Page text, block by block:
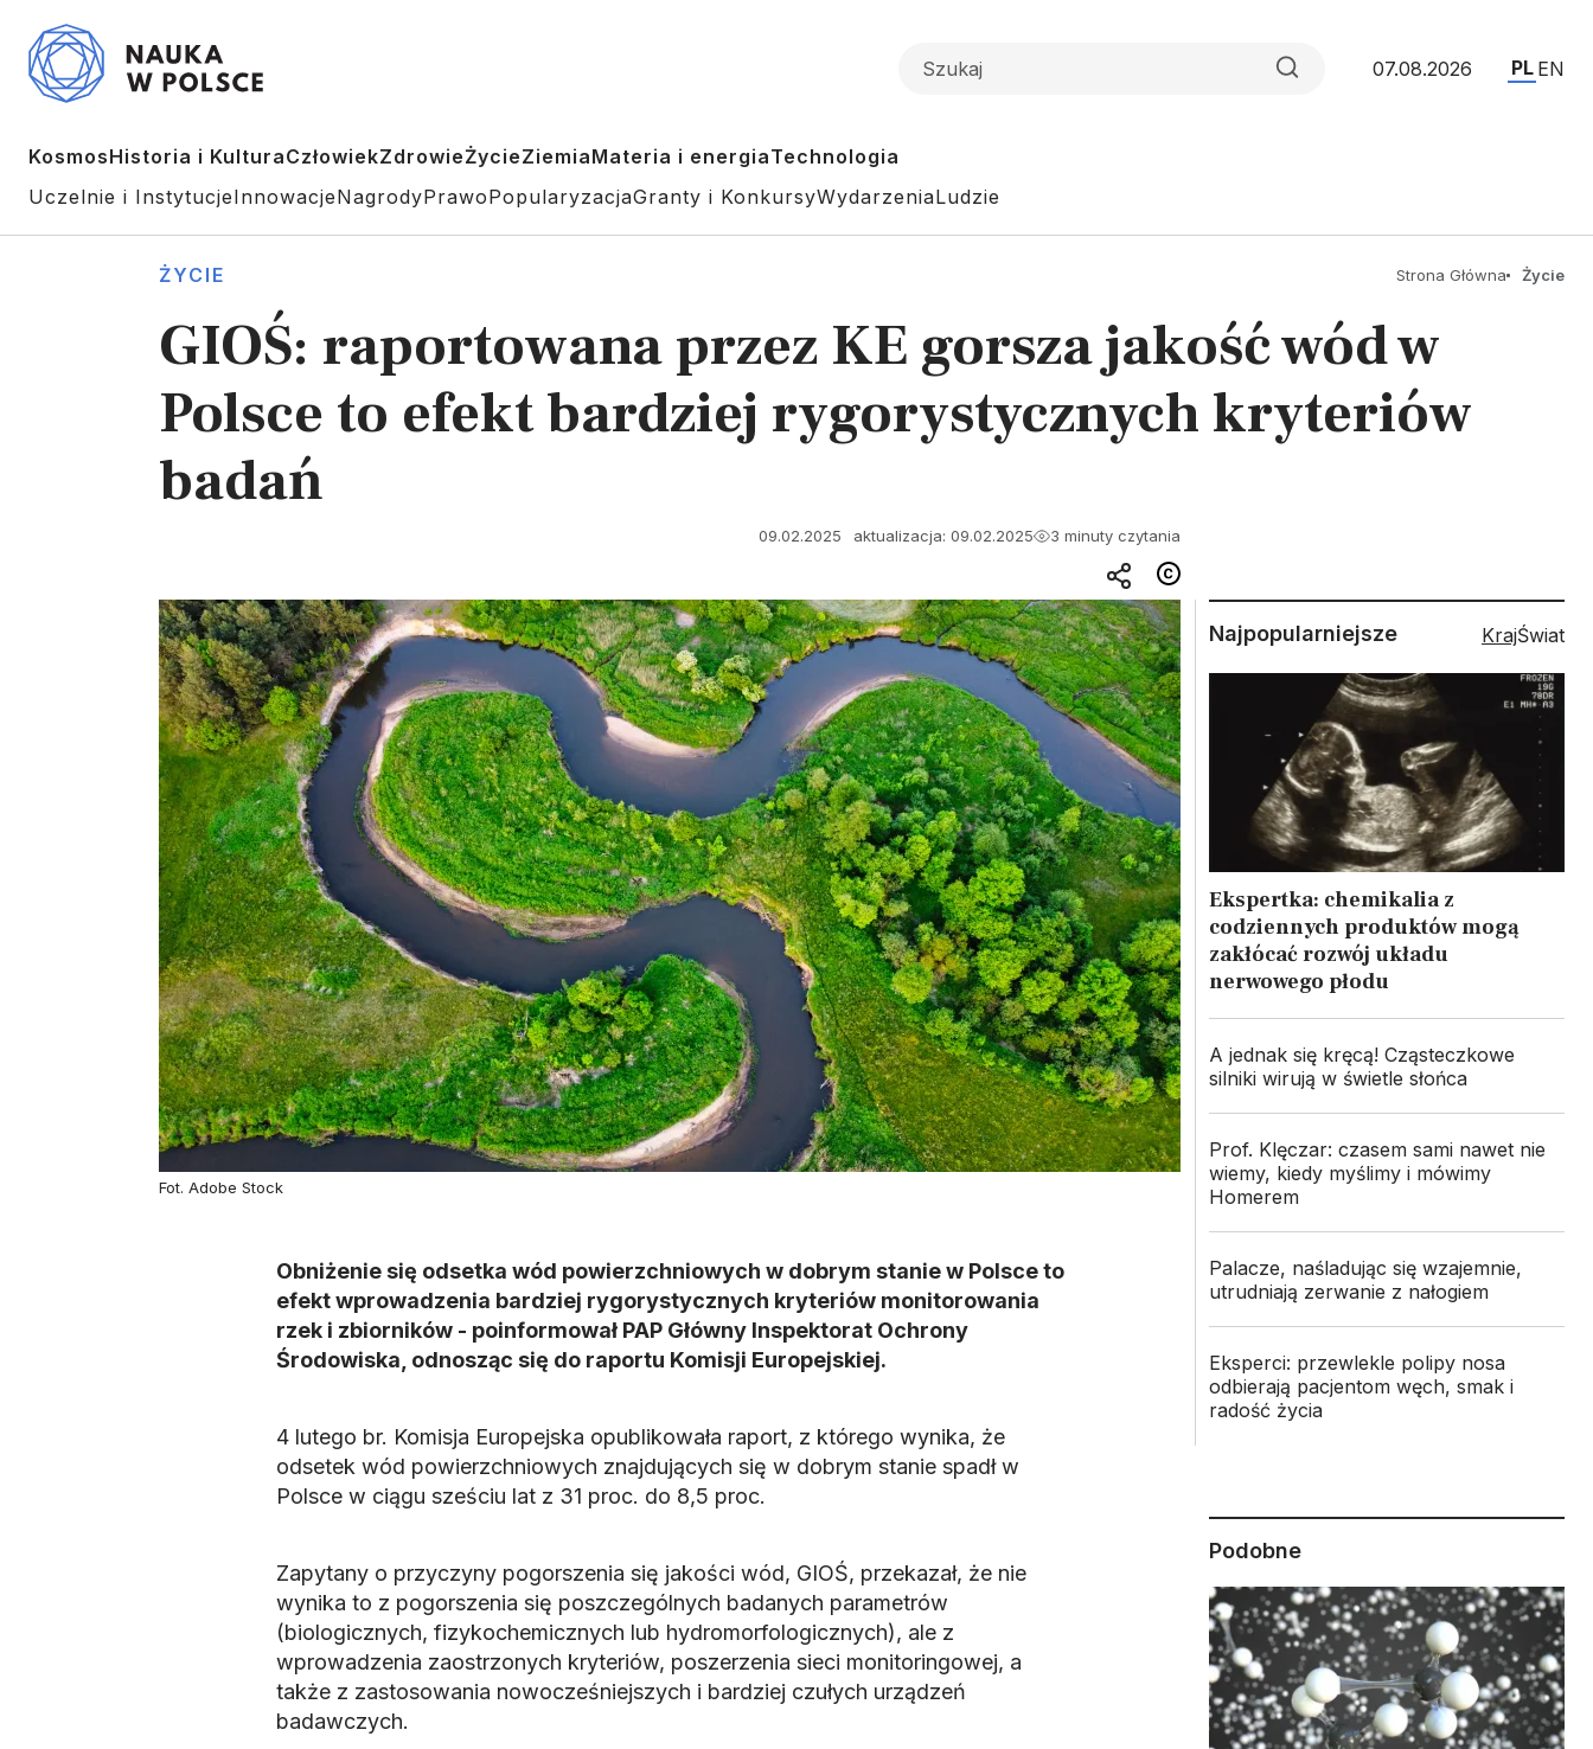
07.08.2026 PL EN
KosmosHistoria i KulturaCzłowiekZdrowieŻycieZiemiaMateria i energiaTechnologia
Uczelnie i InstytucjeInnowacjeNagrodyPrawoPopularyzacjaGranty i KonkursyWydarzeniaLudzie
ŻYCIE Strona Główna Życie
GIOŚ: raportowana przez KE gorsza jakość wód w
Polsce to efekt bardziej rygorystycznych kryteriów
badań
09.02.2025 aktualizacja: 09.02.2025 3 minuty czytania
Fot. Adobe Stock
Obniżenie się odsetka wód powierzchniowych w dobrym stanie w Polsce to
efekt wprowadzenia bardziej rygorystycznych kryteriów monitorowania
rzek i zbiorników - poinformował PAP Główny Inspektorat Ochrony
Środowiska, odnosząc się do raportu Komisji Europejskiej.
4 lutego br. Komisja Europejska opublikowała raport, z którego wynika, że
odsetek wód powierzchniowych znajdujących się w dobrym stanie spadł w
Polsce w ciągu sześciu lat z 31 proc. do 8,5 proc.
Zapytany o przyczyny pogorszenia się jakości wód, GIOŚ, przekazał, że nie
wynika to z pogorszenia się poszczególnych badanych parametrów
(biologicznych, fizykochemicznych lub hydromorfologicznych), ale z
wprowadzenia zaostrzonych kryteriów, poszerzenia sieci monitoringowej, a
także z zastosowania nowocześniejszych i bardziej czułych urządzeń
badawczych.
Najpopularniejsze KrajŚwiat
Ekspertka: chemikalia z
codziennych produktów mogą
zakłócać rozwój układu
nerwowego płodu
A jednak się kręcą! Cząsteczkowe
silniki wirują w świetle słońca
Prof. Klęczar: czasem sami nawet nie
wiemy, kiedy myślimy i mówimy
Homerem
Palacze, naśladując się wzajemnie,
utrudniają zerwanie z nałogiem
Eksperci: przewlekle polipy nosa
odbierają pacjentom węch, smak i
radość życia
Podobne